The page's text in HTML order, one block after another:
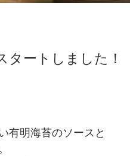
タートしました！
有明海苔のソースと